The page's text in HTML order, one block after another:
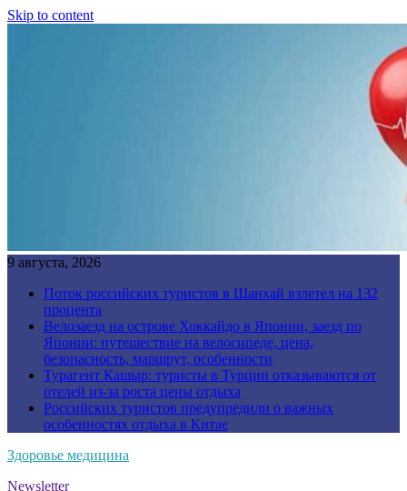
Skip to content
9 августа, 2026
Поток российских туристов в Шанхай взлетел на 132
процента
Велозаезд на острове Хоккайдо в Японии, заезд по
Японии: путешествие на велосипеде, цена,
безопасность, маршрут, особенности
Турагент Кашыр: туристы в Турции отказываются от
отелей из-за роста цены отдыха
Российских туристов предупредили о важных
особенностях отдыха в Китае
Здоровье медицина
Newsletter